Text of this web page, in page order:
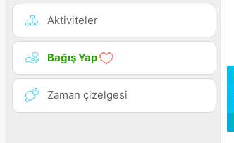
Aktiviteler
Bağış Yap
Zaman çizelgesi